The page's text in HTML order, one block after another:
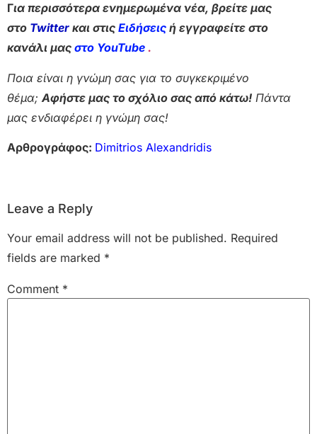
Για περισσότερα ενημερωμένα νέα, βρείτε μας
στο Twitter και στις Ειδήσεις ή εγγραφείτε στο
κανάλι μας στο YouTube .
Ποια είναι η γνώμη σας για το συγκεκριμένο
θέμα; Αφήστε μας το σχόλιο σας από κάτω! Πάντα
μας ενδιαφέρει η γνώμη σας!
Αρθρογράφος: Dimitrios Alexandridis
Leave a Reply
Your email address will not be published. Required
fields are marked *
Comment *